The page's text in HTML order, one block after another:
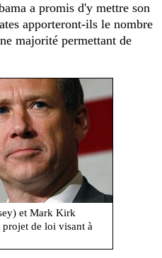
a promis d'y mettre son
apporteront-ils le nombre
majorité permettant de
et Mark Kirk
de loi visant à